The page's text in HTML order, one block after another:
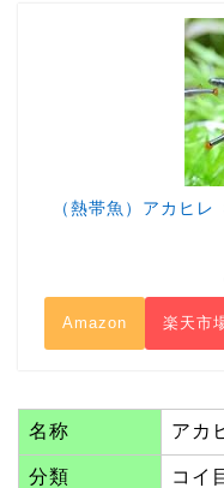
（熱帯魚）アカヒ
Amazon 楽天市
名称 アカ
分類 コイ